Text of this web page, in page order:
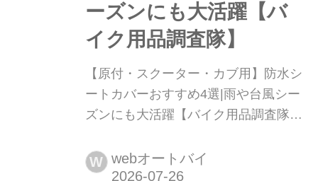
って九州は長崎で釣りをする、釣りロ
ングツーリングをすることにしたよ。
今回は愛知から大...
ーズンにも大活躍【バ
イク用品調査隊】
【原付・スクーター・カブ用】防水シ
ートカバーおすすめ4選|雨や台風シー
ズンにも大活躍【バイク用品調査隊】
る...」「紫外線でシートがひび割れて
きた」そんな悩みは、防水シートカバ
W webオートバイ